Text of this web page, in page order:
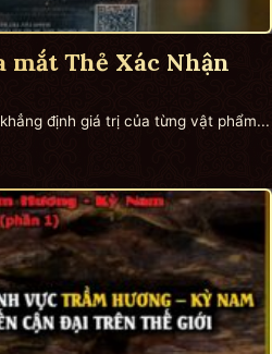
Thẻ Xác Nhận
định giá trị của từng vật phẩm...